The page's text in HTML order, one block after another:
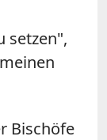
setzen",
Bischöfe